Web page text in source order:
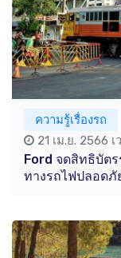
ความรู้เรื่องรถ
21 เม.ย. 2566 เ
Ford จดสิทธิบัต
ทางรถไฟปลอดภั